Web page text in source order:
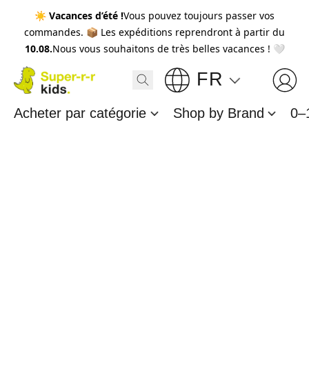
☀️ Vacances d’été !Vous pouvez toujours passer vos
commandes. 📦 Les expéditions reprendront à partir du
10.08.Nous vous souhaitons de très belles vacances ! 🤍
FR
Acheter par catégorie Shop by Brand